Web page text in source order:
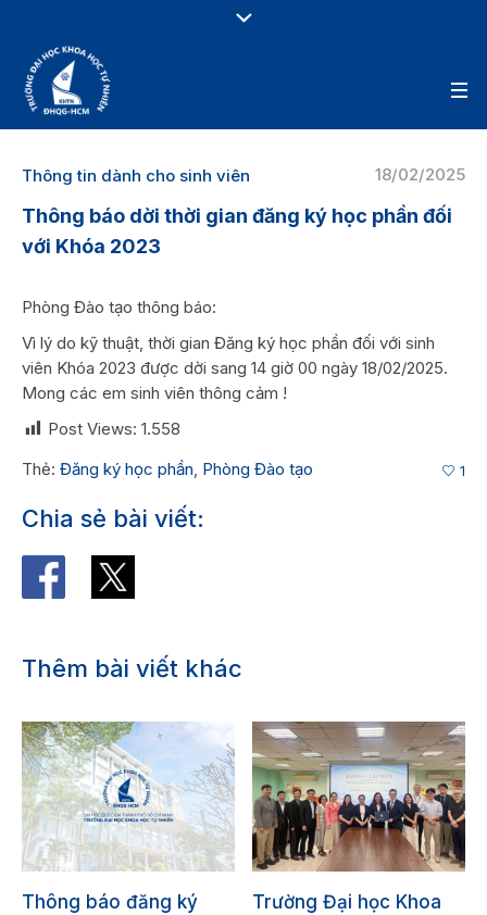
18/02/2025
Thông tin dành cho sinh viên
Thông báo dời thời gian đăng ký học phần đối
với Khóa 2023
Phòng Đào tạo thông báo:
Vì lý do kỹ thuật, thời gian Đăng ký học phần đối với sinh
viên Khóa 2023 được dời sang 14 giờ 00 ngày 18/02/2025.
Mong các em sinh viên thông cảm !
Post Views: 1.558
Thẻ: Đăng ký học phần, Phòng Đào tạo 1
Chia sẻ bài viết:
Thêm bài viết khác
Thông báo đăng ký
Trường Đại học Khoa